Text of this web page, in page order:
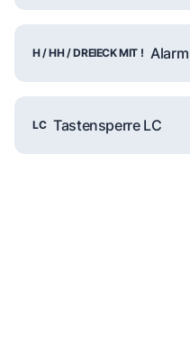
H / HH / DREIECK MIT !
LC Tastensperre LC